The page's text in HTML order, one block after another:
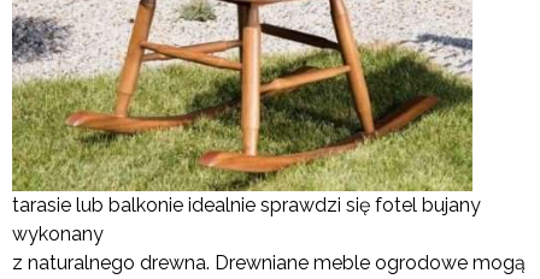
tarasie lub balkonie idealnie sprawdzi się fotel bujany
wykonany
z naturalnego drewna. Drewniane meble ogrodowe mogą